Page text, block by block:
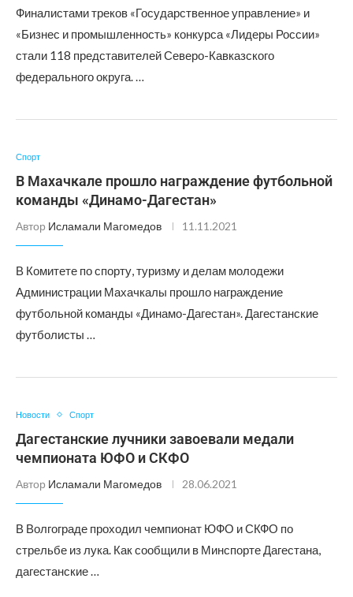
Финалистами треков «Государственное управление» и
«Бизнес и промышленность» конкурса «Лидеры России»
стали 118 представителей Северо-Кавказского
федерального округа. …
Спорт
В Махачкале прошло награждение футбольной
команды «Динамо-Дагестан»
Автор Исламали Магомедов 11.11.2021
В Комитете по спорту, туризму и делам молодежи
Администрации Махачкалы прошло награждение
футбольной команды «Динамо-Дагестан». Дагестанские
футболисты …
Новости Спорт
Дагестанские лучники завоевали медали
чемпионата ЮФО и СКФО
Автор Исламали Магомедов 28.06.2021
В Волгограде проходил чемпионат ЮФО и СКФО по
стрельбе из лука. Как сообщили в Минспорте Дагестана,
дагестанские …